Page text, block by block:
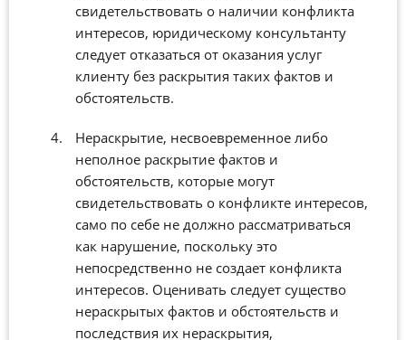
свидетельствовать о наличии конфликта
интересов, юридическому консультанту
следует отказаться от оказания услуг
клиенту без раскрытия таких фактов и
обстоятельств.
Нераскрытие, несвоевременное либо
неполное раскрытие фактов и
обстоятельств, которые могут
свидетельствовать о конфликте интересов,
само по себе не должно рассматриваться
как нарушение, поскольку это
непосредственно не создает конфликта
интересов. Оценивать следует существо
нераскрытых фактов и обстоятельств и
последствия их нераскрытия,